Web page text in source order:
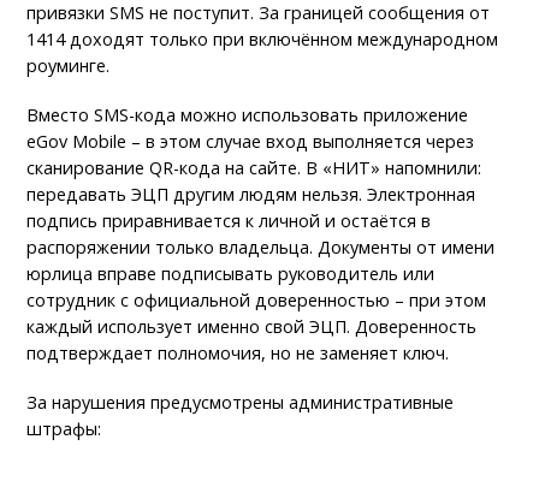
привязки SMS не поступит. За границей сообщения от
1414 доходят только при включённом международном
роуминге.
Вместо SMS-кода можно использовать приложение
eGov Mobile – в этом случае вход выполняется через
сканирование QR-кода на сайте. В «НИТ» напомнили:
передавать ЭЦП другим людям нельзя. Электронная
подпись приравнивается к личной и остаётся в
распоряжении только владельца. Документы от имени
юрлица вправе подписывать руководитель или
сотрудник с официальной доверенностью – при этом
каждый использует именно свой ЭЦП. Доверенность
подтверждает полномочия, но не заменяет ключ.
За нарушения предусмотрены административные
штрафы: